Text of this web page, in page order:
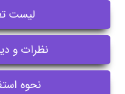
لیست
نظرات و
نحوه